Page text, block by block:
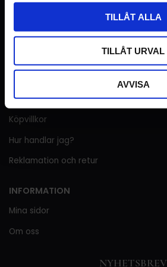
TILLÅT ALLA
TILLÅT URVAL
AVVISA
Telefontider:Tis-Fre kl.10-12
Blekinge Retrotapeter AB
Org nr: 556993-3798
Kundtjänst
Köpvillkor
Hur handlar jag?
Reklamation och retur
INFORMATION
Mina sidor
Om oss
NYHETSBREV